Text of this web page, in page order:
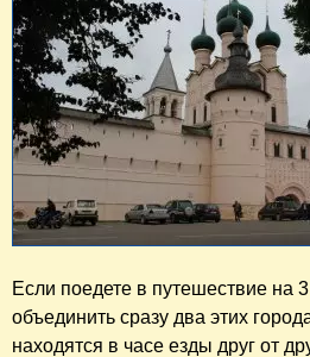
Если поедете в путешествие на
объединить сразу два этих
находятся в часе езды друг от